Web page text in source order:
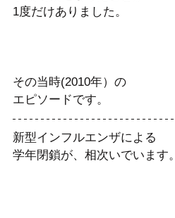
1度だけありました。
その当時(2010年）の
エピソードです。
新型インフルエンザによる
学年閉鎖が、相次いでいます。